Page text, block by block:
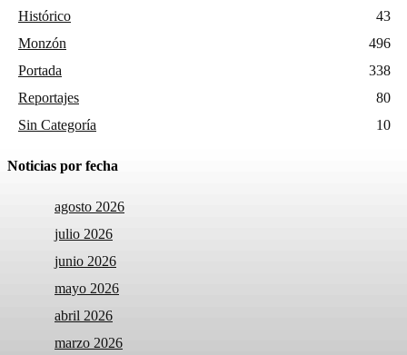
Histórico
43
Monzón
496
Portada
338
Reportajes
80
Sin Categoría
10
Noticias por fecha
agosto 2026
julio 2026
junio 2026
mayo 2026
abril 2026
marzo 2026